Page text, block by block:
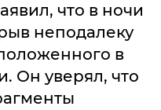
что в ночи
неподалеку
в
Он уверял, что